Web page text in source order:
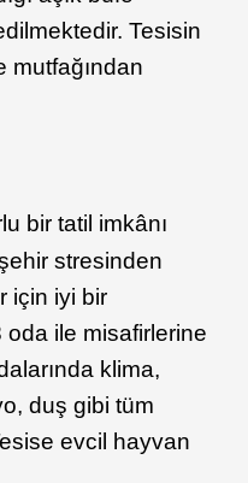
Tesisin
mutfağından
bir tatil imkânı
stresinden
için iyi bir
oda ile misafirlerine
klima,
duş gibi tüm
evcil hayvan